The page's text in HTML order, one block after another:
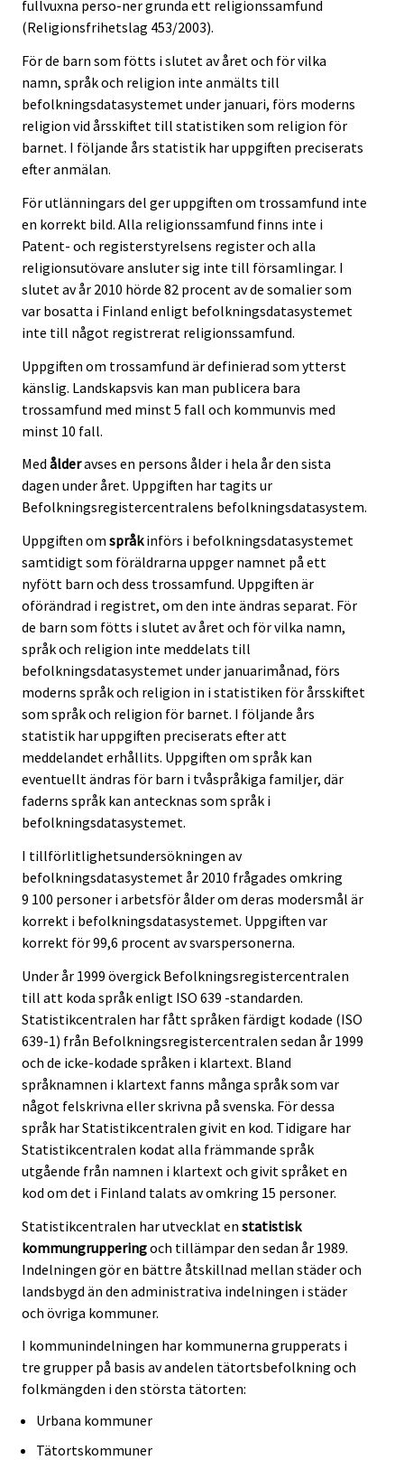
fullvuxna perso-ner grunda ett religionssamfund
(Religionsfrihetslag 453/2003).
För de barn som fötts i slutet av året och för vilka
namn, språk och religion inte anmälts till
befolkningsdatasystemet under januari, förs moderns
religion vid årsskiftet till statistiken som religion för
barnet. I följande års statistik har uppgiften preciserats
efter anmälan.
För utlänningars del ger uppgiften om trossamfund inte
en korrekt bild. Alla religionssamfund finns inte i
Patent- och registerstyrelsens register och alla
religionsutövare ansluter sig inte till församlingar. I
slutet av år 2010 hörde 82 procent av de somalier som
var bosatta i Finland enligt befolkningsdatasystemet
inte till något registrerat religionssamfund.
Uppgiften om trossamfund är definierad som ytterst
känslig. Landskapsvis kan man publicera bara
trossamfund med minst 5 fall och kommunvis med
minst 10 fall.
Med ålderavses en persons ålder i hela år den sista
dagen under året. Uppgiften har tagits ur
Befolkningsregistercentralens befolkningsdatasystem.
Uppgiften om språkinförs i befolkningsdatasystemet
samtidigt som föräldrarna uppger namnet på ett
nyfött barn och dess trossamfund. Uppgiften är
oförändrad i registret, om den inte ändras separat. För
de barn som fötts i slutet av året och för vilka namn,
språk och religion inte meddelats till
befolkningsdatasystemet under januarimånad, förs
moderns språk och religion in i statistiken för årsskiftet
som språk och religion för barnet. I följande års
statistik har uppgiften preciserats efter att
meddelandet erhållits. Uppgiften om språk kan
eventuellt ändras för barn i tvåspråkiga familjer, där
faderns språk kan antecknas som språk i
befolkningsdatasystemet.
I tillförlitlighetsundersökningen av
befolkningsdatasystemet år 2010 frågades omkring
9 100 personer i arbetsför ålder om deras modersmål är
korrekt i befolkningsdatasystemet. Uppgiften var
korrekt för 99,6 procent av svarspersonerna.
Under år 1999 övergick Befolkningsregistercentralen
till att koda språk enligt ISO 639 -standarden.
Statistikcentralen har fått språken färdigt kodade (ISO
639-1) från Befolkningsregistercentralen sedan år 1999
och de icke-kodade språken i klartext. Bland
språknamnen i klartext fanns många språk som var
något felskrivna eller skrivna på svenska. För dessa
språk har Statistikcentralen givit en kod. Tidigare har
Statistikcentralen kodat alla främmande språk
utgående från namnen i klartext och givit språket en
kod om det i Finland talats av omkring 15 personer.
Statistikcentralen har utvecklat en statistisk
kommungrupperingoch tillämpar den sedan år 1989.
Indelningen gör en bättre åtskillnad mellan städer och
landsbygd än den administrativa indelningen i städer
och övriga kommuner.
I kommunindelningen har kommunerna grupperats i
tre grupper på basis av andelen tätortsbefolkning och
folkmängden i den största tätorten:
Urbana kommuner
Tätortskommuner